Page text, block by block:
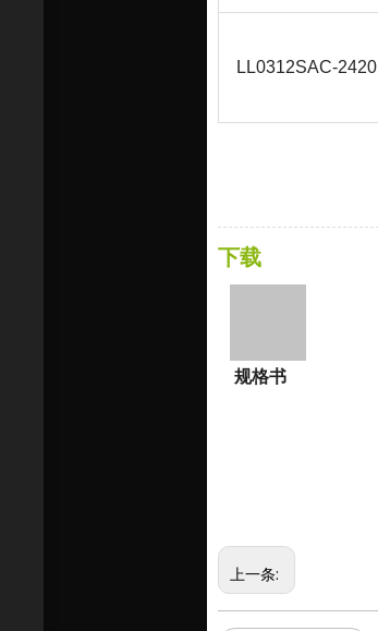
LL0312SAC-2420
下载
规格书
上一条: